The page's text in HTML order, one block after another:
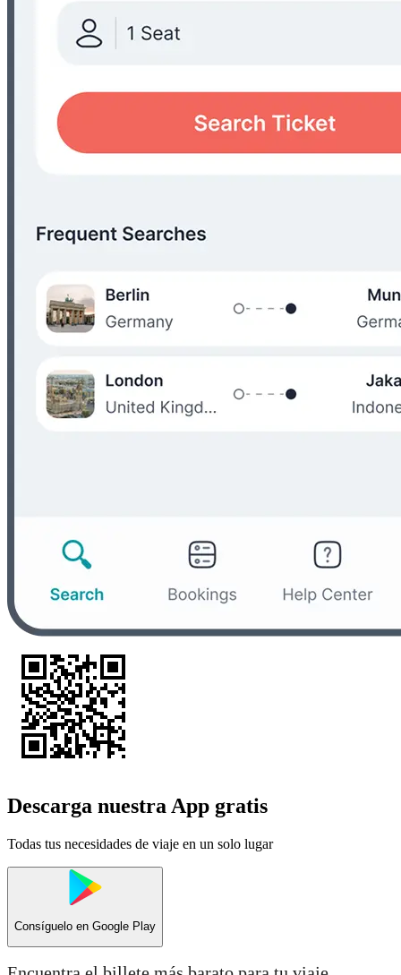
Descarga nuestra App gratis
Todas tus necesidades de viaje en un solo lugar
Consíguelo en Google Play